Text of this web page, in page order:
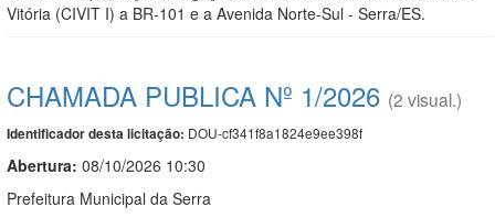
Vitória (CIVIT I) a BR-101 e a Avenida Norte-Sul - Serra/ES.
CHAMADA PUBLICA Nº 1/2026 (2 visual.)
Identificador desta licitação: DOU-cf341f8a1824e9ee398f
Abertura: 08/10/2026 10:30
Prefeitura Municipal da Serra